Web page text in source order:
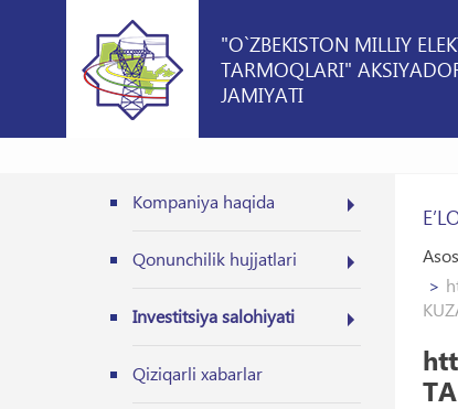
"O`ZBEKISTON MILLIY
TARMOQLARI"
JAMIYATI
Kompaniya haqida
Qonunchilik hujjatlari
Investitsiya salohiyati
Qiziqarli xabarlar